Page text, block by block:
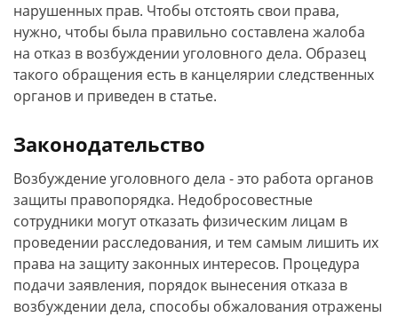
нарушенных прав. Чтобы отстоять свои права,
нужно, чтобы была правильно составлена жалоба
на отказ в возбуждении уголовного дела. Образец
такого обращения есть в канцелярии следственных
органов и приведен в статье.
Законодательство
Возбуждение уголовного дела - это работа органов
защиты правопорядка. Недобросовестные
сотрудники могут отказать физическим лицам в
проведении расследования, и тем самым лишить их
права на защиту законных интересов. Процедура
подачи заявления, порядок вынесения отказа в
возбуждении дела, способы обжалования отражены